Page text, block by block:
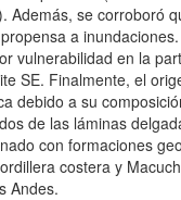
Además, se corroboró
a
vulnerabilidad en la
SE. Finalmente, el
debido a su
de las láminas
con formaciones
costera y
Andes.